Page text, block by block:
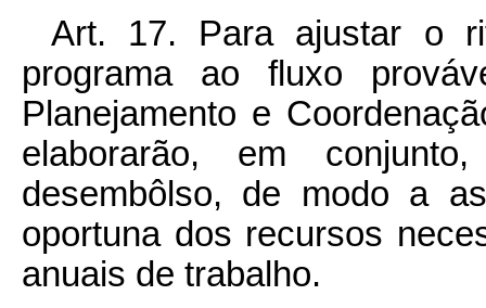
Art. 17. Para ajustar o
programa ao fluxo
Planejamento e
elaborarão, em
desembôlso, de modo a
oportuna dos recursos
anuais de trabalho.